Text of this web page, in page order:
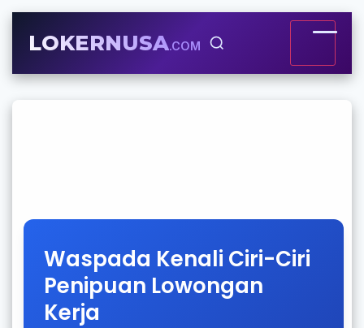
LOKERNUSA.COM
Waspada Kenali Ciri-Ciri
Penipuan Lowongan
Kerja